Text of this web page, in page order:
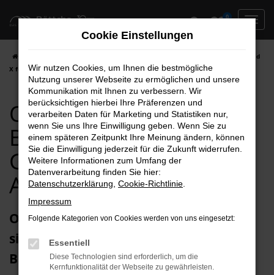
Zum
springen
0
Opel Grandland
X für Brandenburg Gebrauchtwagen Top Angebote
Opel Grandland X für
Brandenburg
Gebrauchtwagen Top
Angebote
Opel Grandland X Gebrauchtwagen –
sicher und sorglos unterwegs in
Brandenburg
Cookie Einstellungen
Wir nutzen Cookies, um Ihnen die bestmögliche
Nutzung unserer Webseite zu ermöglichen und unsere
Kommunikation mit Ihnen zu verbessern. Wir
berücksichtigen hierbei Ihre Präferenzen und
verarbeiten Daten für Marketing und Statistiken nur,
wenn Sie uns Ihre Einwilligung geben. Wenn Sie zu
einem späteren Zeitpunkt Ihre Meinung ändern, können
Sie die Einwilligung jederzeit für die Zukunft widerrufen.
Weitere Informationen zum Umfang der
Datenverarbeitung finden Sie hier:
Datenschutzerklärung Cookie-Richtlinie
Impressum
Folgende Kategorien von Cookies werden von uns eingesetzt:
Essentiell
Diese Technologien sind erforderlich, um die
Kernfunktionalität der Webseite zu gewährleisten.